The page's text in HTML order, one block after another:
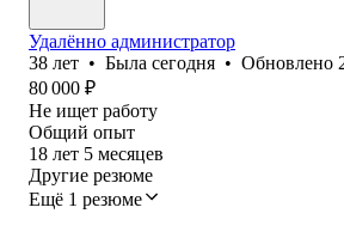
Удалённо администратор
38 лет • Была сегодня • Обновлено
80 000 ₽
Не ищет работу
Общий опыт
18 лет 5 месяцев
Другие резюме
Ещё 1 резюме